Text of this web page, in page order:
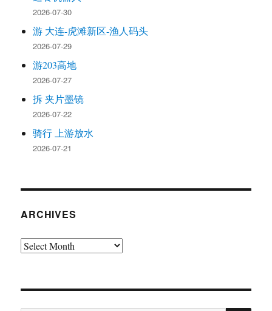
2026-07-30
游 大连-虎滩新区-渔人码头
2026-07-29
游203高地
2026-07-27
拆 夹片墨镜
2026-07-22
骑行 上游放水
2026-07-21
ARCHIVES
Archives